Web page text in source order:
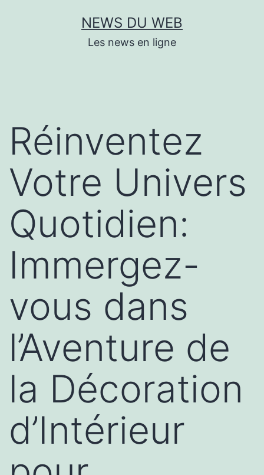
NEWS DU WEB
Les news en ligne
Réinventez
Votre Univers
Quotidien:
Immergez-
vous dans
l’Aventure de
la Décoration
d’Intérieur